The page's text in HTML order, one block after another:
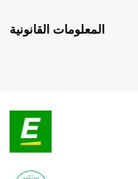
المعلومات القانونية